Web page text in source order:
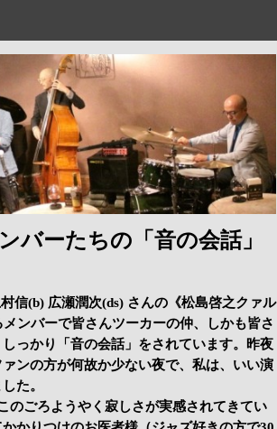
バーたちの「音の会話」
信(b) 広瀬潤次(ds) さんの《松島啓之クァル
ンバーで皆さんツーカーの仲、しかも皆さ
っかり「音の会話」をされています。昨夜
ンの方が何故か少ない夜で、私は、いい演
た。
のごろようやく寂しさが実感されてきてい